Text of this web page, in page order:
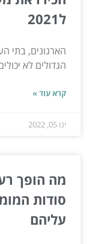
ל2021
הארגונים, בתי
הגדולים לא
קרא עוד »
ינו 05, 2022
מה הופך
סודות
עליהם